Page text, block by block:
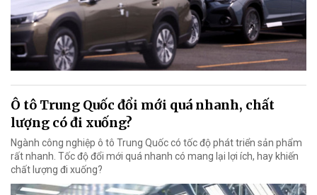
Ô tô Trung Quốc đổi mới quá nhanh, chất
lượng có đi xuống?
Ngành công nghiệp ô tô Trung Quốc có tốc độ phát triển sản phẩm
rất nhanh. Tốc độ đổi mới quá nhanh có mang lại lợi ích, hay khiến
chất lượng đi xuống?